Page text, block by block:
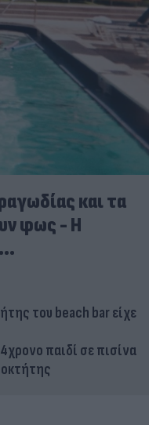
και τα
φως - Η
του beach bar είχε
παιδί σε πισίνα